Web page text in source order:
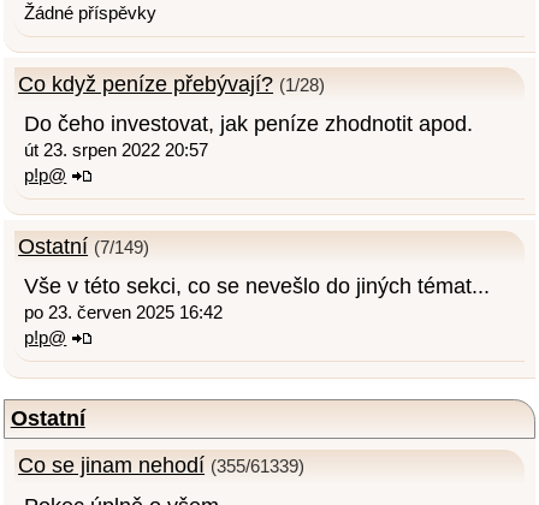
Žádné příspěvky
Co když peníze přebývají? (1/28)
Do čeho investovat, jak peníze zhodnotit apod.
út 23. srpen 2022 20:57
p!p@
Ostatní (7/149)
Vše v této sekci, co se nevešlo do jiných témat...
po 23. červen 2025 16:42
p!p@
Ostatní
Co se jinam nehodí (355/61339)